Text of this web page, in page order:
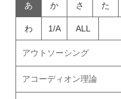
あ か さ た
わ 1/A ALL
アウトソーシング
アコーディオン理論